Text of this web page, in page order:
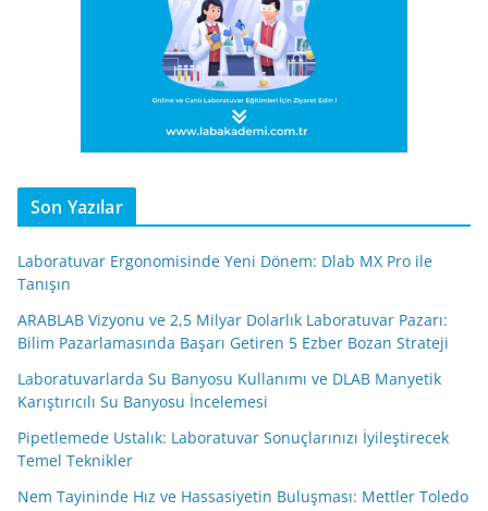
Son Yazılar
Laboratuvar Ergonomisinde Yeni Dönem: Dlab MX Pro ile
Tanışın
ARABLAB Vizyonu ve 2,5 Milyar Dolarlık Laboratuvar Pazarı:
Bilim Pazarlamasında Başarı Getiren 5 Ezber Bozan Strateji
Laboratuvarlarda Su Banyosu Kullanımı ve DLAB Manyetik
Karıştırıcılı Su Banyosu İncelemesi
Pipetlemede Ustalık: Laboratuvar Sonuçlarınızı İyileştirecek
Temel Teknikler
Nem Tayininde Hız ve Hassasiyetin Buluşması: Mettler Toledo